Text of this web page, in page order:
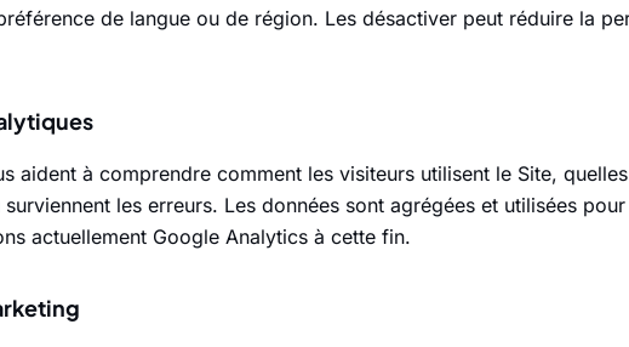
de langue ou de région. Les désactiver peut réduire la
aident à comprendre comment les visiteurs utilisent le Site,
les erreurs. Les données sont agrégées et utilisées
actuellement Google Analytics à cette fin.